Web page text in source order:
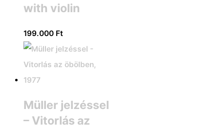
with violin
199.000 Ft
Müller jelzéssel
– Vitorlás az